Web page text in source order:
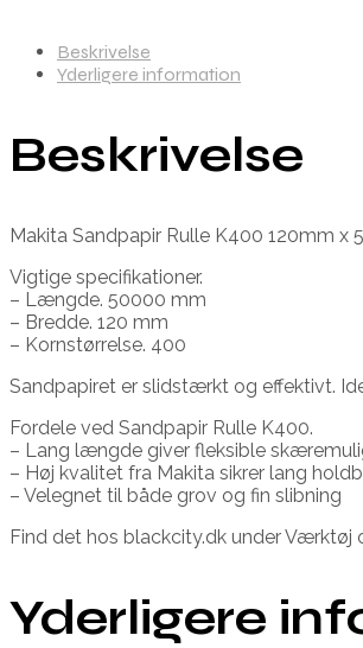
Beskrivelse
Yderligere information
Beskrivelse
Makita Sandpapir Rulle K400 120mm x
Vigtige specifikationer.
– Længde. 50000 mm
– Bredde. 120 mm
– Kornstørrelse. 400
Sandpapiret er slidstærkt og effektivt.
Fordele ved Sandpapir Rulle K400.
– Lang længde giver fleksible
– Høj kvalitet fra Makita sikrer lang
– Velegnet til både grov og fin slibning
Find det hos blackcity.dk under
Yderligere